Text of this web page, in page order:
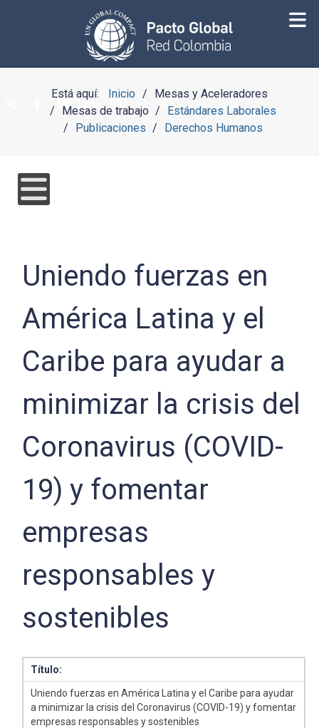
Está aquí: Inicio
Mesas y Aceleradores
Mesas de trabajo
Estándares Laborales
Publicaciones
Derechos Humanos
Uniendo fuerzas en
América Latina y el
Caribe para ayudar a
minimizar la crisis del
Coronavirus (COVID-
19) y fomentar
empresas
responsables y
sostenibles
Título:
Uniendo fuerzas en América Latina y el Caribe para ayudar
a minimizar la crisis del Coronavirus (COVID-19) y fomentar
empresas responsables y sostenibles